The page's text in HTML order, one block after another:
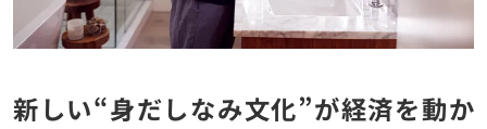
新しい“身だしなみ文化”が経済を動か